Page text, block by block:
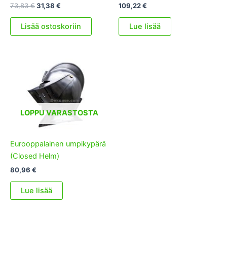
73,83€Alkuperäinen
oli:
73,83 €.
31,38 €
on:
31,38 €.
Lisää ostoskoriin
109,22€
Lue lisää
LOPPU VARASTOSTA
Eurooppalainen umpikypärä
(Closed Helm)
80,96 €
Lue lisää